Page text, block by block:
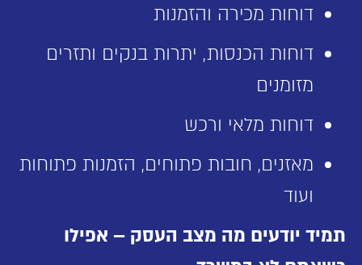
דוחות מכירה והזמנות
דוחות הכנסות, יתרות בנקים ותזרים
מזומנים
דוחות מלאי ורכש
מאזנים, חובות פתוחים, הזמנות פתוחות
ועוד
תמיד יודעים מה מצב העסק – אפילו